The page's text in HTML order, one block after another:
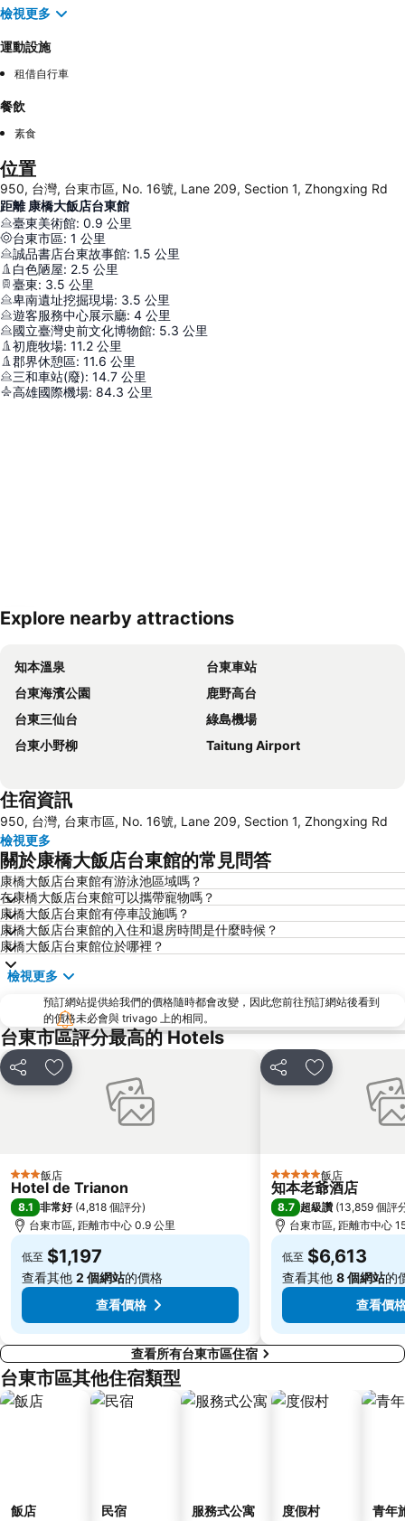
檢視更多
運動設施
租借自行車
餐飲
素食
位置
950, 台灣, 台東市區, No. 16號, Lane 209, Section 1, Zhongxing Rd
距離 康橋大飯店台東館
臺東美術館: 0.9 公里
台東市區: 1 公里
誠品書店台東故事館: 1.5 公里
白色陋屋: 2.5 公里
臺東: 3.5 公里
卑南遺址挖掘現場: 3.5 公里
遊客服務中心展示廳: 4 公里
國立臺灣史前文化博物館: 5.3 公里
初鹿牧場: 11.2 公里
郡界休憩區: 11.6 公里
三和車站(廢): 14.7 公里
高雄國際機場: 84.3 公里
展開地圖
Explore nearby attractions
知本溫泉
台東車站
台東海濱公園
鹿野高台
台東三仙台
綠島機場
台東小野柳
Taitung Airport
住宿資訊
950, 台灣, 台東市區, No. 16號, Lane 209, Section 1, Zhongxing Rd
檢視更多
關於康橋大飯店台東館的常見問答
康橋大飯店台東館有游泳池區域嗎？
在康橋大飯店台東館可以攜帶寵物嗎？
康橋大飯店台東館有停車設施嗎？
康橋大飯店台東館的入住和退房時間是什麼時候？
康橋大飯店台東館位於哪裡？
檢視更多
預訂網站提供給我們的價格隨時都會改變，因此您前往預訂網站後看到
的價格未必會與 trivago 上的相同。
台東市區評分最高的 Hotels
分享 加入我的最愛
3 星級飯店
Hotel de Trianon
8.1 非常好 (4,818 個評分)
台東市區, 距離市中心 0.9 公里
低至 $1,197
查看其他 2 個網站的價格
查看價格
分享 加入我的最愛
5 星級 飯店
知本老爺酒店
8.7 超級讚 (13,859 個評
台東市區, 距離市中心
低至 $6,613
查看其他 8 個網站的
查看價
查看所有台東市區住宿
台東市區其他住宿類型
飯店 民宿 服務式公寓 度假村 青年